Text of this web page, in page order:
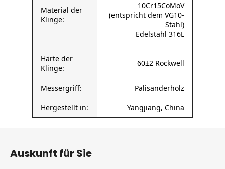
Material der
Klinge:
10Cr15CoMoV
(entspricht dem VG10-
Stahl)
Edelstahl 316L
Härte der
Klinge:
60±2 Rockwell
Messergriff: Palisanderholz
Hergestellt in: Yangjiang, China
F
Auskunft für Sie